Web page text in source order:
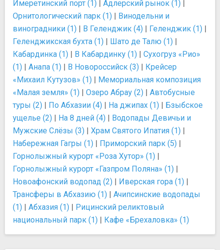
Имеретинский порт (1) | Адлерский рынок (1) |
Орнитологический парк (1) | Винодельни и
виноградники (1) | В Геленджик (4) | Геленджик (1) |
Геленджикская бухта (1) | Шато де Талю (1) |
Кабардинка (1) | В Кабардинку (1) | Сухогруз «Рио»
(1) | Анапа (1) | В Новороссийск (3) | Крейсер
«Михаил Кутузов» (1) | Мемориальная композиция
«Малая земля» (1) | Озеро Абрау (2) | Автобусные
туры (2) | По Абхазии (4) | На джипах (1) | Бзыбское
ущелье (2) | На 8 дней (4) | Водопады Девичьи и
Мужские Слёзы (3) | Храм Святого Ипатия (1) |
Набережная Гагры (1) | Приморский парк (5) |
Горнолыжный курорт «Роза Хутор» (1) |
Горнолыжный курорт «Газпром Поляна» (1) |
Новоафонский водопад (2) | Иверская гора (1) |
Трансферы в Абхазию (1) | Ачипсинские водопады
(1) | Абхазия (1) | Рицинский реликтовый
национальный парк (1) | Кафе «Брехаловка» (1)